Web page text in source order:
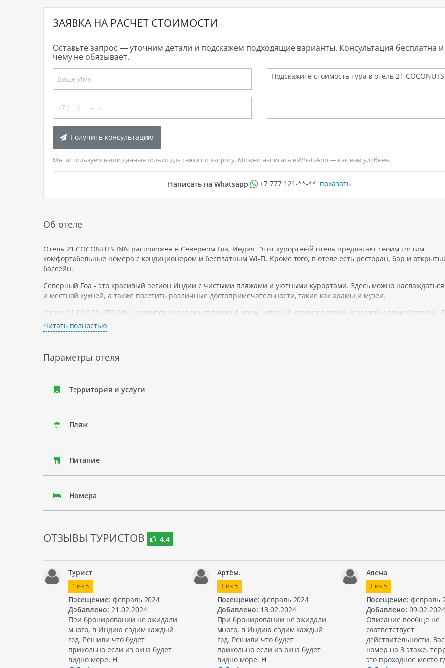
ЗАЯВКА НА РАСЧЕТ СТОИМОСТИ
Оставьте запрос — уточним детали и подскажем подходящие варианты. Консультация бесплатна и
чему не обязывает.
Получить консультацию
Мы используем ваши данные только для связи по запросу. Можно написать в WhatsApp — как вам удобнее.
Написать на Whatsapp +7 777 121-**-** показать
Об отеле
Отель 21 COCONUTS INN расположен в Северном Гоа, Индия. Этот курортный отель предлагает своим гостям
комфортабельные номера с кондиционером и бесплатным Wi-Fi. Кроме того, в отеле есть ресторан, бар и
бассейн.
Северный Гоа - это красивый регион Индии с чистыми пляжами и уютными курортами. Здесь можно наслаждаться
и местной кухней, а также посетить различные достопримечательности, такие как храмы и музеи.
Отель 21 COCONUTS INN находится недалеко от пляжа Ашвем, который славится своей красотой и спокойствием.
можно провести время на солнце или заняться водными видами спорта.
Отель 21 COCONUTS INN - это прекрасное место для отдыха в Индии. Здесь вы можете наслаждаться красивой
Читать полностью
Параметры отеля
Территория и услуги
Пляж
Питание
Номера
ОТЗЫВЫ ТУРИСТОВ 4.4
Турист
1 из 5
Посещение: февраль 2024
Добавлено: 21.02.2024
При бронировании не ожидали
много, в Индию ездим каждый
год. Решили что будет
прикольно если из окна будет
видно море. Н…
Артём.
1 из 5
Посещение: февраль 2024
Добавлено: 13.02.2024
При бронировании не ожидали
много, в Индию ездим каждый
год. Решили что будет
прикольно если из окна будет
видно море. Н…
Алена
1 из 5
Посещение: февраль
Добавлено: 09.02.2024
Описание вообще не
соответствует
действительности.
номер на 3 этаже,
это проходное место